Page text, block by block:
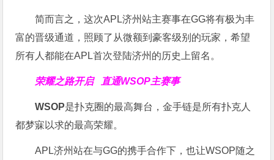
简而言之，这次APL济州站主赛事在GG将有极为丰
富的晋级通道，照顾了从微额到豪客级别的玩家，希望
所有人都能在APL首次登陆济州的历史上留名。
荣耀之路开启直通WSOP主赛事
WSOP是扑克圈的最高舞台，金手链是所有扑克人
都梦寐以求的最高荣耀。
APL济州站在与GG的携手合作下，也让WSOP随之